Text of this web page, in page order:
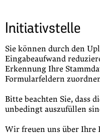
Initiativstelle
Sie können durch den
Eingabeaufwand
Erkennung Ihre
Formularfeldern
Bitte beachten Sie, dass
unbedingt auszufüllen
Wir freuen uns über Ihre